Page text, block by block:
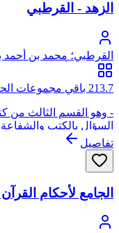
الزهد - القرطبي
القرطبي؛ محمد بن أحمد
الأندلسي، أبو عبد الله،
213.7 باقي مجموعات الحديث
- وهو القسم الثالث من
السؤال بالكتب والشفاعة
تفاصيل
الجامع لأحكام